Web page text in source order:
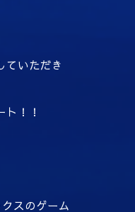
ていただき
！！
スのゲーム